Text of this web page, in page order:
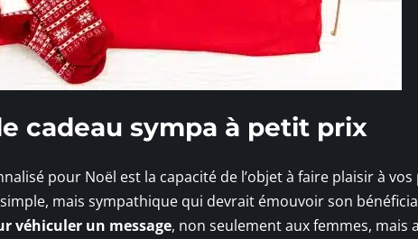
cadeau sympa à petit prix
pour Noël est la capacité de l’objet à faire plaisir à
mais sympathique qui devrait émouvoir son
véhiculer un message, non seulement aux femmes, mais